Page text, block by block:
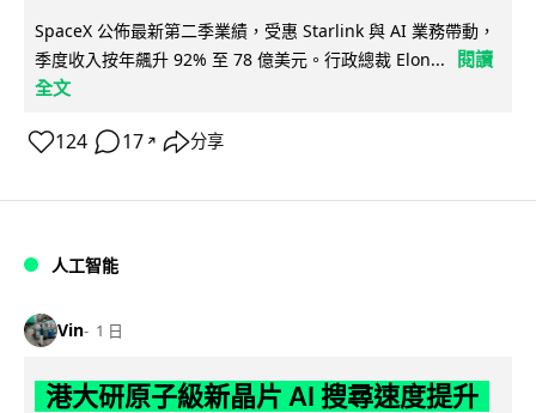
SpaceX 公佈最新第二季業績，受惠 Starlink 與 AI 業務帶動，
季度收入按年飆升 92% 至 78 億美元。行政總裁 Elon...
閱讀
全文
124 17 ↗ 分享
人工智能
Vin 1 日
港大研原子級新晶片 AI 搜尋速度提升